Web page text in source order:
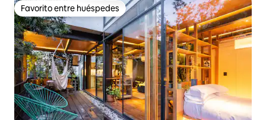
Favorito entre huéspedes
Favorito entre huéspedes